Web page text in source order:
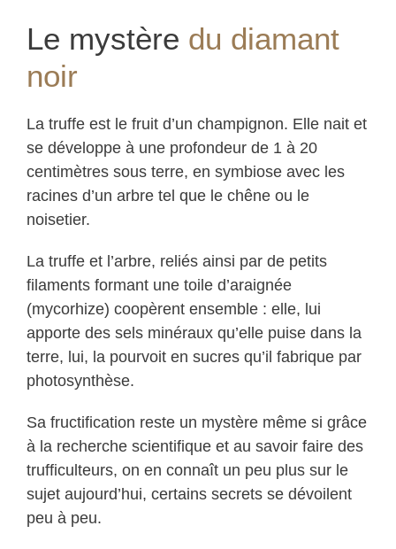
Le mystère
du diamant
noir
se développe à une profondeur de 1 à 20
centimètres sous terre, en symbiose avec les
racines d’un arbre tel que le chêne ou le
noisetier.
filaments formant une toile d’araignée
(mycorhize) coopèrent ensemble : elle, lui
apporte des sels minéraux qu’elle puise dans la
terre, lui, la pourvoit en sucres qu’il fabrique par
photosynthèse.
à la recherche scientifique et au savoir faire des
trufficulteurs, on en connaît un peu plus sur le
sujet aujourd’hui, certains secrets se dévoilent
peu à peu.